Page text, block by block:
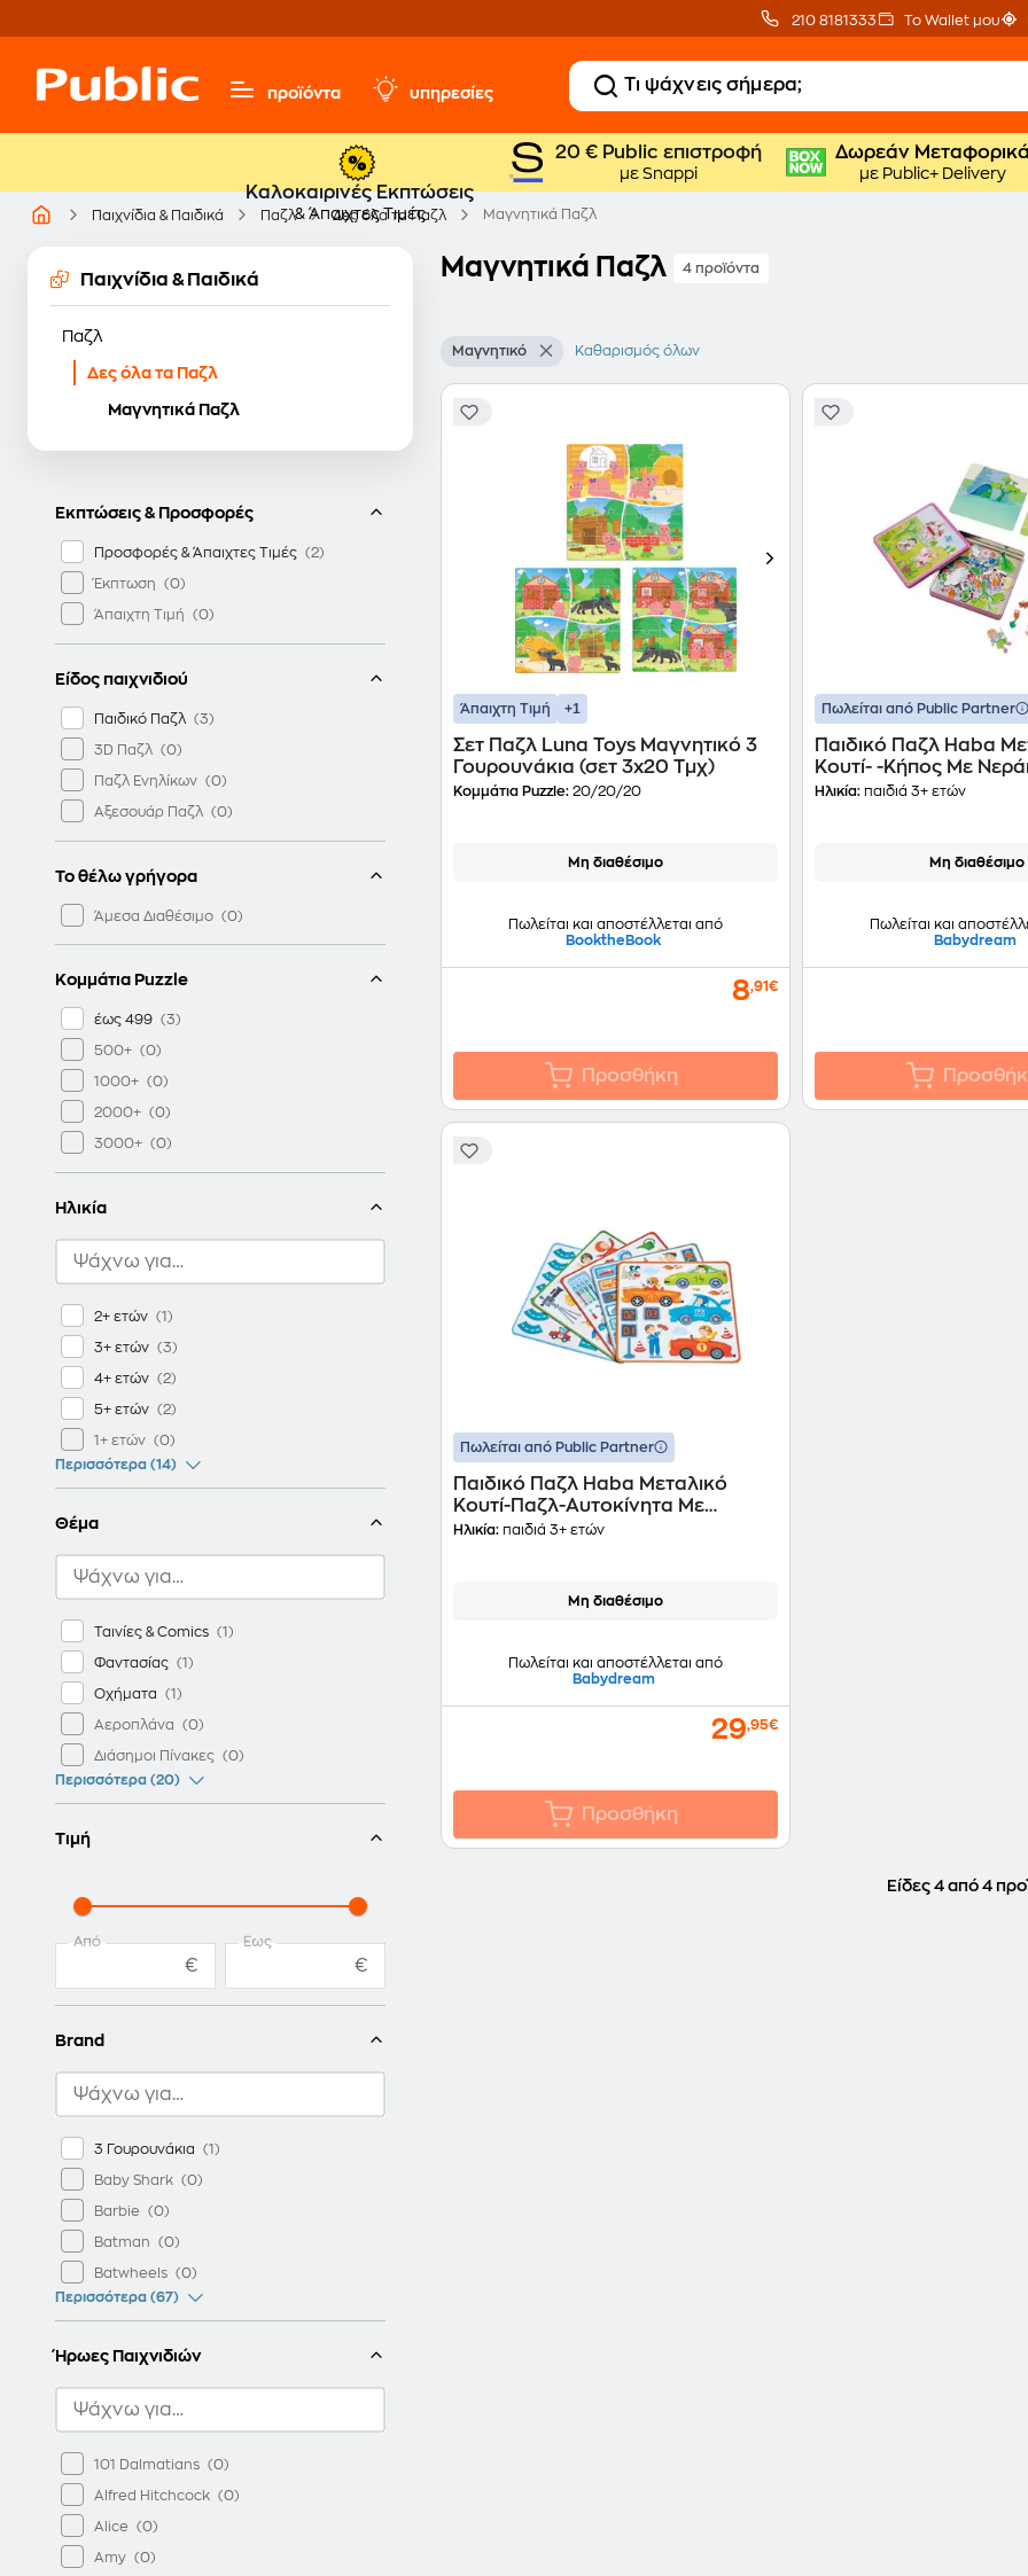
210 8181333 Το Wallet μου
προϊόντα υπηρεσίες
Καλοκαιρινές Εκπτώσεις
& Άπαιχτες Τιμές
20 € Public επιστροφή
με Snappi
Δωρεάν Μεταφορικά
με Public+ Delivery
Παιχνίδια & Παιδικά Παζλ Δες όλα τα Παζλ Μαγνητικά Παζλ
Παιχνίδια & Παιδικά
Παζλ
Δες όλα τα Παζλ
Μαγνητικά Παζλ
Εκπτώσεις & Προσφορές
Προσφορές & Άπαιχτες Τιμές
Έκπτωση
Άπαιχτη Τιμή
Είδος παιχνιδιού
Παιδικό Παζλ
3D Παζλ
Παζλ Ενηλίκων
Αξεσουάρ Παζλ
Το θέλω γρήγορα
Άμεσα Διαθέσιμο
Κομμάτια Puzzle
έως 499
500+
1000+
2000+
3000+
Ηλικία
2+ ετών
3+ ετών
4+ ετών
5+ ετών
1+ ετών
Περισσότερα (14)
Θέμα
Ταινίες & Comics
Φαντασίας
Οχήματα
Αεροπλάνα
Διάσημοι Πίνακες
Περισσότερα (20)
Τιμή
Από
€
Έως
€
Brand
3 Γουρουνάκια
Baby Shark
Barbie
Batman
Batwheels
Περισσότερα (67)
Ήρωες Παιχνιδιών
101 Dalmatians
Alfred Hitchcock
Alice
Amy
Μαγνητικά Παζλ 4 προϊόντα
Μαγνητικό Καθαρισμός όλων
Άπαιχτη Τιμή +1
Σετ Παζλ Luna Toys Μαγνητικό 3
Γουρουνάκια (σετ 3x20 Τμχ)
Κομμάτια Puzzle: 20/20/20
Μη διαθέσιμο
Πωλείται και αποστέλλεται από
BooktheBook
8,91€
Προσθήκη
Πωλείται από Public Partner
Παιδικό Παζλ Haba
Κουτί- -Κήπος Με
Μάγνητες (96
Ηλικία: παιδιά 3+ ετών
Μη διαθέσιμο
Πωλείται και
Babydream
Πωλείται από Public Partner
Παιδικό Παζλ Haba Μεταλικό
Κουτί-Παζλ-Αυτοκίνητα Με
Μάγνητες (112 Κομμάτια)
Ηλικία: παιδιά 3+ ετών
Μη διαθέσιμο
Πωλείται και αποστέλλεται από
Babydream
29,95€
Προσθήκη
Είδες 4 από 4